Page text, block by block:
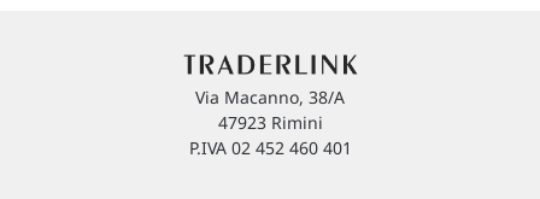
Via Macanno, 38/A
47923 Rimini
P.IVA 02 452 460 401